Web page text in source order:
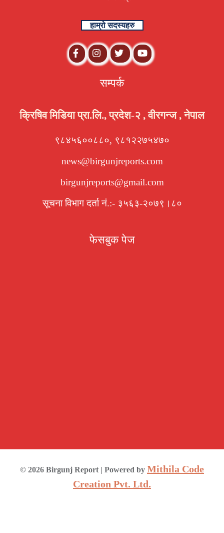
हाम्रो सदस्यहरु
सम्पर्क
क्रिषिव मिडिया प्रा.लि., प्रदेश-२ , वीरगन्ज , नेपाल
९८४५६००८८०, ९८१२२७५४७०
news@birgunjreports.com
birgunjreports@gmail.com
सूचना विभाग दर्ता नं.:- ३५६३-२०७९।८०
फेसबुक पेज
© 2026 Birgunj Report | Powered by Mithila Code
Creation Pvt. Ltd.